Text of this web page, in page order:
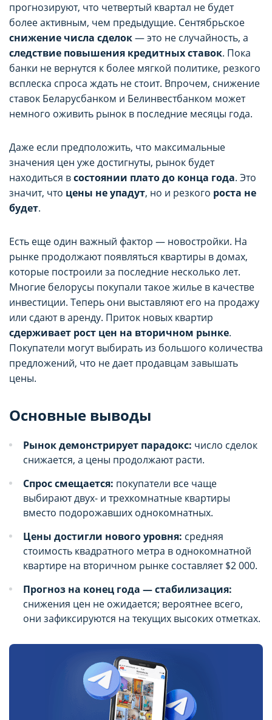
прогнозируют, что четвертый квартал не будет
более активным, чем предыдущие. Сентябрьское
снижение числа сделок— это не случайность, а
следствие повышения кредитных ставок. Пока
банки не вернутся к более мягкой политике, резкого
всплеска спроса ждать не стоит. Впрочем, снижение
ставок Беларусбанком и Белинвестбанком может
немного оживить рынок в последние месяцы года.
Даже если предположить, что максимальные
значения цен уже достигнуты, рынок будет
находиться всостоянии плато до конца года. Это
значит, что цены не упадут, но и резкого роста не
будет.
Есть еще один важный фактор — новостройки. На
рынке продолжают появляться квартиры в домах,
которые построили за последние несколько лет.
Многие белорусы покупали такое жилье в качестве
инвестиции. Теперь они выставляют его на продажу
или сдают в аренду. Приток новых квартир
сдерживает рост цен на вторичном рынке.
Покупатели могут выбирать из большого количества
предложений, что не дает продавцам завышать
цены.
Основные выводы
Рынок демонстрирует парадокс: число сделок
снижается, а цены продолжают расти.
Спрос смещается: покупатели все чаще
выбирают двух- и трехкомнатные квартиры
вместо подорожавших однокомнатных.
Цены достигли нового уровня: средняя
стоимость квадратного метра в однокомнатной
квартире на вторичном рынке составляет $2 000.
Прогноз на конец года — стабилизация:
снижения цен не ожидается; вероятнее всего,
они зафиксируются на текущих высоких отметках.